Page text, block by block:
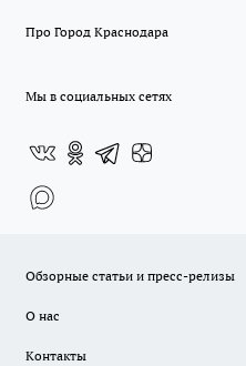
Про Город Краснодара
Мы в социальных сетях
Обзорные статьи и пресс-релизы
О нас
Контакты